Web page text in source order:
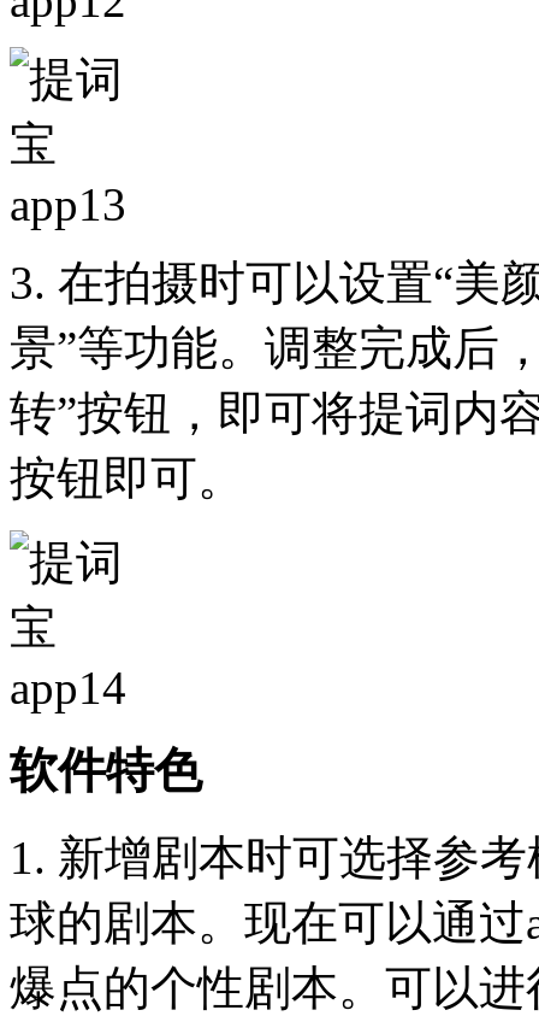
3. 在拍摄时可以设置“美
景”等功能。调整完成后
转”按钮，即可将提词内
按钮即可。
软件特色
1. 新增剧本时可选择参
球的剧本。现在可以通
爆点的个性剧本。可以